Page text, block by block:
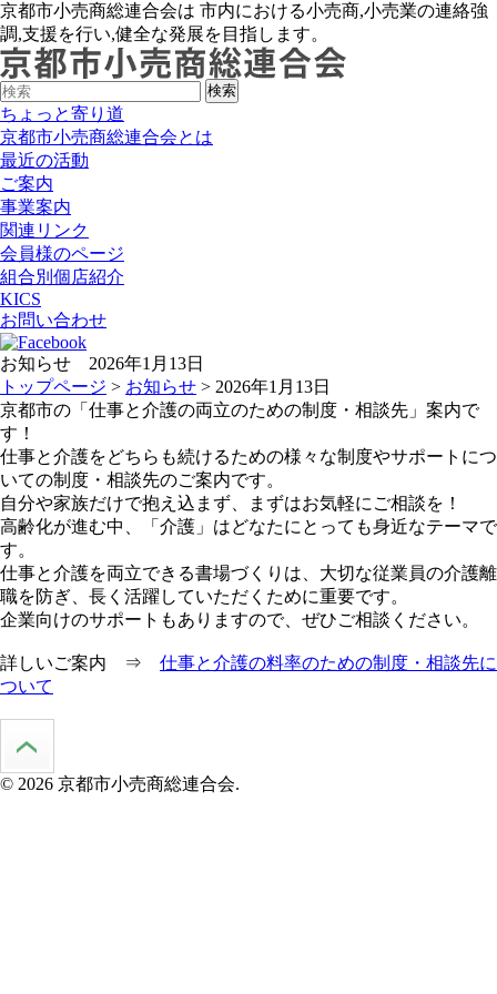
京都市小売商総連合会は 市内における小売商,小売業の連絡強
調,支援を行い,健全な発展を目指します。
ちょっと寄り道
京都市小売商総連合会とは
最近の活動
ご案内
事業案内
関連リンク
会員様のページ
組合別個店紹介
KICS
お問い合わせ
お知らせ 2026年1月13日
トップページ > お知らせ > 2026年1月13日
京都市の「仕事と介護の両立のための制度・相談先」案内で
す！
仕事と介護をどちらも続けるための様々な制度やサポートにつ
いての制度・相談先のご案内です。
自分や家族だけで抱え込まず、まずはお気軽にご相談を！
高齢化が進む中、「介護」はどなたにとっても身近なテーマで
す。
仕事と介護を両立できる書場づくりは、大切な従業員の介護離
職を防ぎ、長く活躍していただくために重要です。
企業向けのサポートもありますので、ぜひご相談ください。
詳しいご案内 ⇒ 仕事と介護の料率のための制度・相談先に
ついて
© 2026 京都市小売商総連合会.